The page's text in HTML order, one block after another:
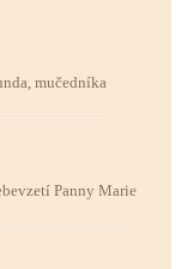
mučedníka
Panny Marie